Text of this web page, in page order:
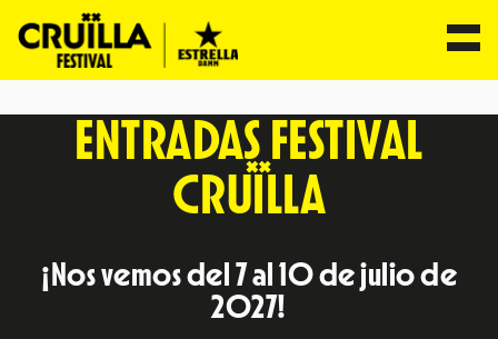
contenidoENTRADAS FESTIVAL
CRUÏLLA
¡Nos vemos del 7 al 10 de julio de
2027!